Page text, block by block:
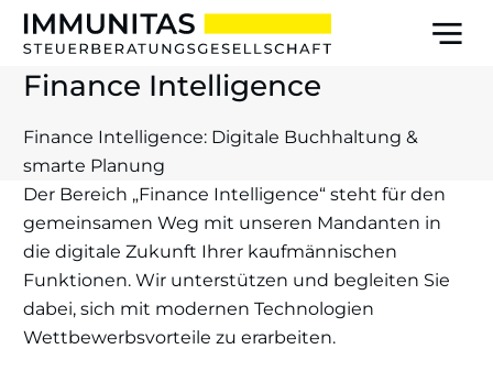
main
content
Finance Intelligence
Finance Intelligence: Digitale Buchhaltung &
smarte Planung
Der Bereich „Finance Intelligence“ steht für den
gemeinsamen Weg mit unseren Mandanten in
die digitale Zukunft Ihrer kaufmännischen
Funktionen. Wir unterstützen und begleiten Sie
dabei, sich mit modernen Technologien
Wettbewerbsvorteile zu erarbeiten.